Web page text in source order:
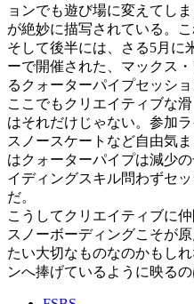
ョンでも遊び場に変えてし
が絶妙に描写されている。
そして後半には、さる5月に
ーで開催された、マックス
るクォーターパイプセッシ
ここでもクリエイティブな
はそれだけじゃない。参加
スノースケートなど自由気
はクォーターパイプは減少
イディングスキル問わずセ
だ。
こうしてクリエイティブに
スノーボーディングこそが
たい大切なものなのかもし
ンへ捧げているように映る